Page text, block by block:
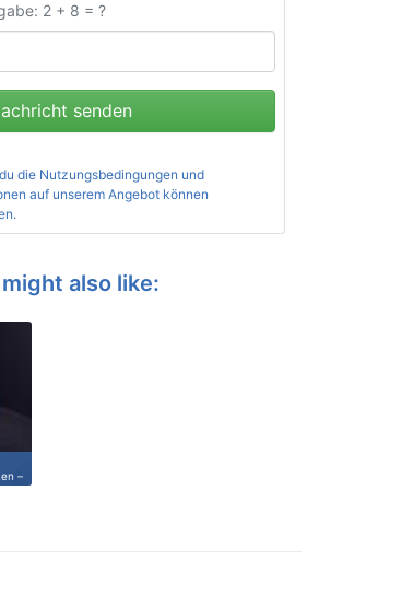
2 + 8 = ?
senden
die Nutzungsbedingungen und
auf unserem Angebot können
also like:
–